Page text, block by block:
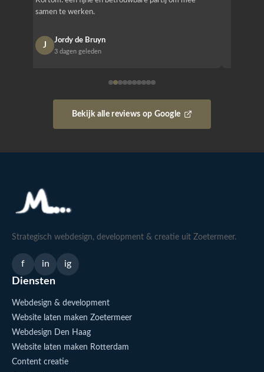
samen te werken.
J
Jordy de Bruyn
3 dagen geleden
Bekijk alle reviews op Google
Strategisch webdesign, development & creatie uit Zoetermeer.
f in ig
Diensten
Webdesign & development
Website laten maken Zoetermeer
Webdesign Den Haag
Website laten maken Rotterdam
Content creatie